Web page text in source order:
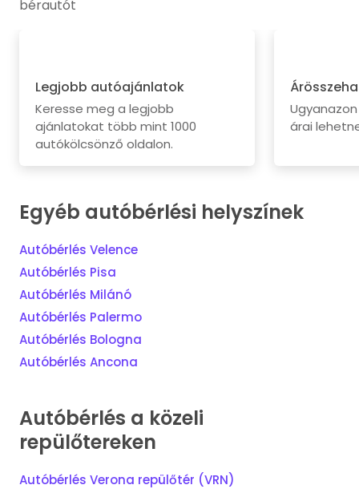
bérautót
Legjobb autóajánlatok
Keresse meg a legjobb
ajánlatokat több mint 1000
autókölcsönző oldalon.
árai
Egyéb autóbérlési helyszínek
Autóbérlés Velence
Autóbérlés Pisa
Autóbérlés Milánó
Autóbérlés Palermo
Autóbérlés Bologna
Autóbérlés Ancona
Autóbérlés a közeli
repülőtereken
Autóbérlés Verona repülőtér (VRN)